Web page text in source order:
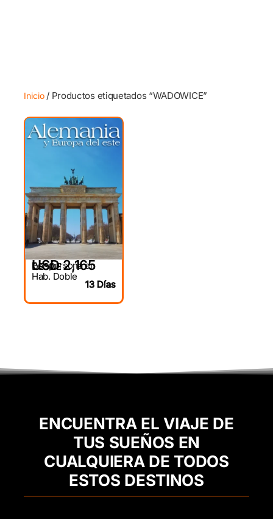
Inicio/ Productos etiquetados “WADOWICE”
DESDE
USD 2,165
Por persona en
Hab. Doble
13 Días
ENCUENTRA EL VIAJE DE
TUS SUEÑOS EN
CUALQUIERA DE TODOS
ESTOS DESTINOS